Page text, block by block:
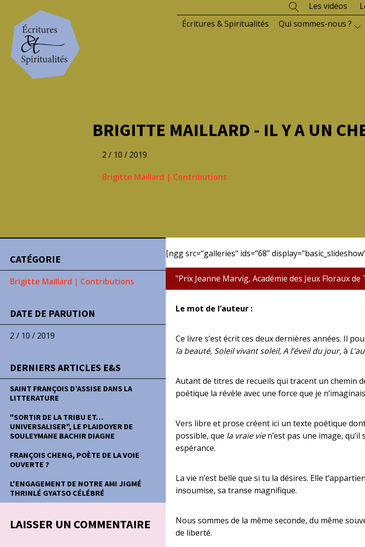
Les vidéos
Écritures & Spiritualités
Qui sommes-nous ?
BRIGITTE MAILLARD - IL Y A UN
2 / 10 / 2019
Brigitte Maillard | Contributions
CATÉGORIE
Brigitte Maillard | Contributions
DATE DE PARUTION
2 / 10 / 2019
DERNIERS ARTICLES E&S
SAINT FRANÇOIS D’ASSISE DANS LA
LITTERATURE
"SORTIR DE LA TRIBU ET…
UNIVERSALISER", LE PLAIDOYER DE
SOULEYMANE BACHIR DIAGNE
FRANÇOIS CHENG, POÈTE DE LA VOIE
OUVERTE ?
L'ENGAGEMENT DE NOTRE AMI JIGMÉ
THRINLÉ GYATSO CÉLÉBRÉ
LAISSER UN COMMENTAIRE
[ngg src="galleries" ids="68"
"Prix Jeanne Marvig, Académie des Jeux Floraux
Le mot de l’auteur :
Ce livre s’est écrit ces deux dernières années. Il
la beauté, Soleil vivant soleil, A l’éveil du jour,à
Autant de titres de recueils qui tracent un chemin
poétique la révèle avec une force que je
Vers libre et prose créent ici un texte poétique
possible, que la vraie vien’est pas une image,
espérance.
La vie n’est belle que si tu la désires. Elle
insoumise, sa transe magnifique.
Nous sommes de la même seconde, du même
de liberté.